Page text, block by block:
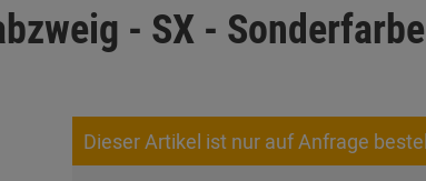
- SX -
Dieser Artikel ist nur auf Anfrage